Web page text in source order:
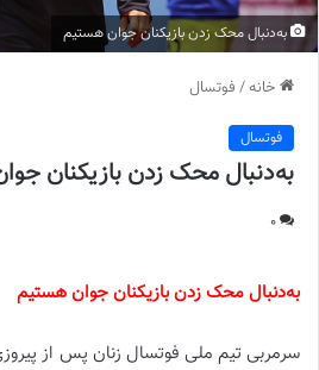
به‌دنبال محک زدن بازیکنان جوان هستیم
خانه/ فوتسال
فوتسال
به‌دنبال محک زدن بازیکنان
0
به‌دنبال محک زدن بازیکنان جوان هستیم
سرمربی تیم ملی فوتسال زنان پس از